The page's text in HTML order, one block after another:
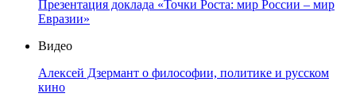
Презентация доклада «Точки Роста: мир России – мир
Евразии»
Видео
Алексей Дзермант о философии, политике и русском
кино